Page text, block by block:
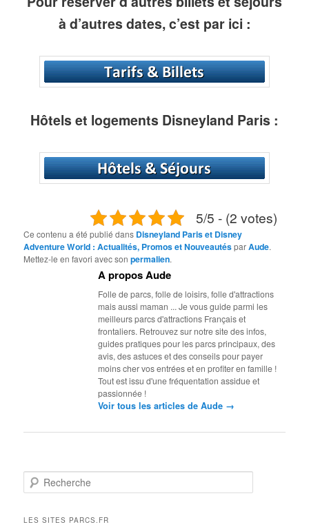
à d’autres dates, c’est par ici :
Hôtels et logements Disneyland Paris :
5/5 - (2 votes)
Ce contenu a été publié dans Disneyland Paris et Disney
Adventure World : Actualités, Promos et NouveautésparAude.
Mettez-le en favori avec sonpermalien.
A propos Aude
Folle de parcs, folle de loisirs, folle d'attractions
mais aussi maman ... Je vous guide parmi les
meilleurs parcs d'attractions Français et
frontaliers. Retrouvez sur notre site des infos,
guides pratiques pour les parcs principaux, des
avis, des astuces et des conseils pour payer
moins cher vos entrées et en profiter en famille !
Tout est issu d'une fréquentation assidue et
passionnée !
Voir tous les articles de Aude →
e
h
LES SITES PARCS.FR